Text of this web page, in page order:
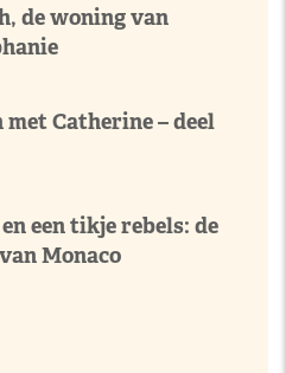
de woning van
Catherine – deel
een tikje rebels: de
Monaco